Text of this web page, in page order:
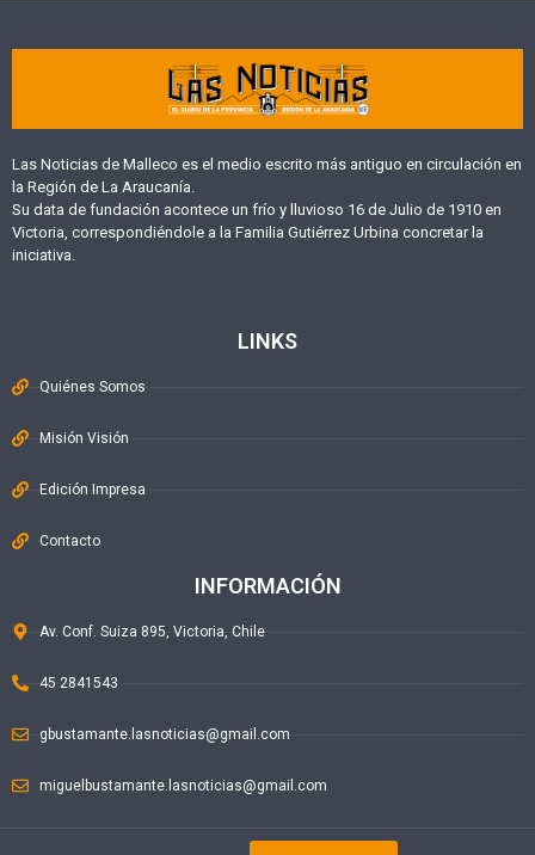
Las Noticias de Malleco es el medio escrito más antiguo en circulación en
la Región de La Araucanía.
Su data de fundación acontece un frío y lluvioso 16 de Julio de 1910 en
Victoria, correspondiéndole a la Familia Gutiérrez Urbina concretar la
iniciativa.
LINKS
Quiénes Somos
Misión Visión
Edición Impresa
Contacto
INFORMACIÓN
Av. Conf. Suiza 895, Victoria, Chile
45 2841543
gbustamante.lasnoticias@gmail.com
miguelbustamante.lasnoticias@gmail.com